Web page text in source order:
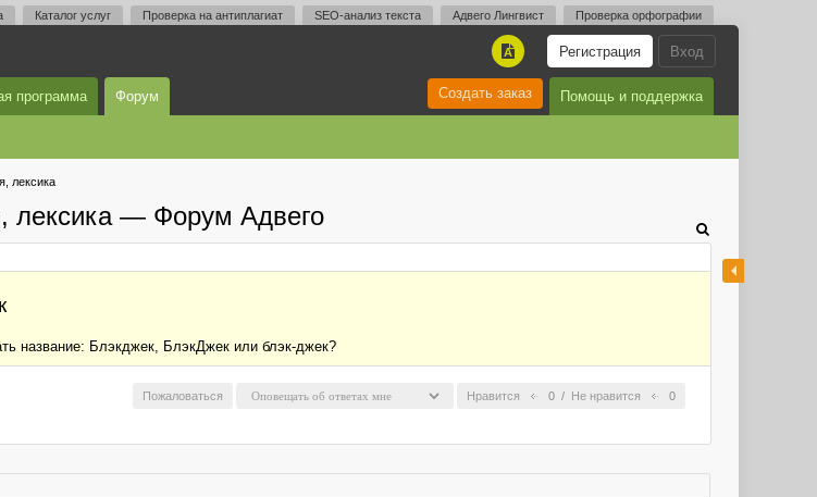
Каталог услуг Проверка на антиплагиат SEO-анализ текста Адвего Лингвист Проверка орфографии
Вход
Регистрация
A
программа Форум Помощь и поддержка
Создать заказ
лексика
лексика — Форум Адвего
название: Блэкджек, БлэкДжек или блэк-джек?
Нравится 0 / Не нравится 0
Пожаловаться